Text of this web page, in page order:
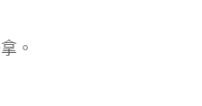
。